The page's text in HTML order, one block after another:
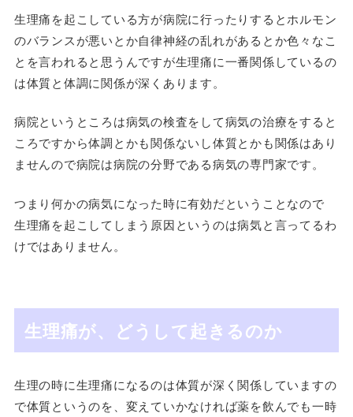
生理痛を起こしている方が病院に行ったりするとホルモン
のバランスが悪いとか自律神経の乱れがあるとか色々なこ
とを言われると思うんですが生理痛に一番関係しているの
は体質と体調に関係が深くあります。
病院というところは病気の検査をして病気の治療をすると
ころですから体調とかも関係ないし体質とかも関係はあり
ませんので病院は病院の分野である病気の専門家です。
つまり何かの病気になった時に有効だということなので
生理痛を起こしてしまう原因というのは病気と言ってるわ
けではありません。
生理痛が、どうして起きるのか
生理の時に生理痛になるのは体質が深く関係していますの
で体質というのを、変えていかなければ薬を飲んでも一時